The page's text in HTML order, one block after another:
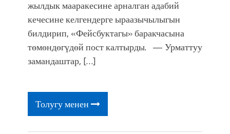
жылдык мааракесине арналган адабий
кечесине келгендерге ыраазычылыгын
билдирип, «Фейсбуктагы» баракчасына
төмөндөгүдөй пост калтырды. — Урматтуу
замандаштар, […]
Толугу менен